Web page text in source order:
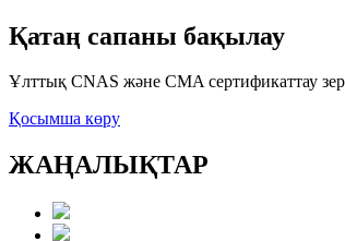
Қатаң сапаны бақылау
Ұлттық CNAS және CMA сертификаттау
Қосымша көру
ЖАҢАЛЫҚТАР